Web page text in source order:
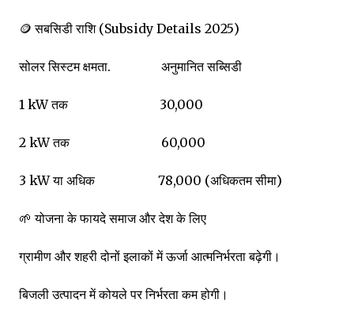
🪙 सबसिडी राशि (Subsidy Details 2025)
सोलर सिस्टम क्षमता. अनुमानित सब्सिडी
1 kW तक ₹30,000
2 kW तक ₹60,000
3 kW या अधिक ₹78,000 (अधिकतम सीमा)
🌱 योजना के फायदे समाज और देश के लिए
ग्रामीण और शहरी दोनों इलाकों में ऊर्जा आत्मनिर्भरता बढ़ेगी।
बिजली उत्पादन में कोयले पर निर्भरता कम होगी।